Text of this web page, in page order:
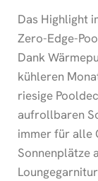
Das Highlight
Zero-Edge-
Dank
kühleren
riesige
aufrollbaren
immer für alle
Sonnenplätze